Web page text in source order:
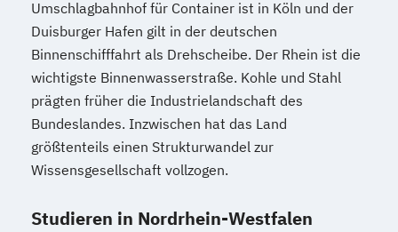
Umschlagbahnhof für Container ist in Köln und der
Duisburger Hafen gilt in der deutschen
Binnenschifffahrt als Drehscheibe. Der Rhein ist die
wichtigste Binnenwasserstraße. Kohle und Stahl
prägten früher die Industrielandschaft des
Bundeslandes. Inzwischen hat das Land
größtenteils einen Strukturwandel zur
Wissensgesellschaft vollzogen.
Studieren in Nordrhein-Westfalen